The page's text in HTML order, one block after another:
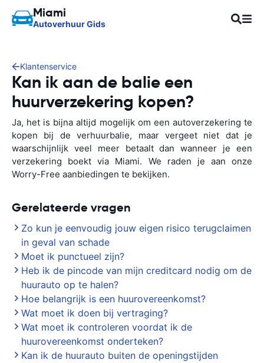
Miami
Autoverhuur Gids
Klantenservice
Kan ik aan de balie een
huurverzekering kopen?
Ja, het is bijna altijd mogelijk om een autoverzekering te
kopen bij de verhuurbalie, maar vergeet niet dat je
waarschijnlijk veel meer betaalt dan wanneer je een
verzekering boekt via Miami. We raden je aan onze
Worry-Free aanbiedingen te bekijken.
Gerelateerde vragen
Zo kun je eenvoudig jouw eigen risico terugclaimen
in geval van schade
Moet ik punctueel zijn?
Heb ik de pincode van mijn creditcard nodig om de
huurauto op te halen?
Hoe belangrijk is een huurovereenkomst?
Wat moet ik doen bij vertraging?
Wat moet ik controleren voordat ik de
huurovereenkomst onderteken?
Kan ik de huurauto buiten de openingstijden